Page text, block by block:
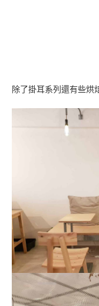
除了掛耳系列還有些烘